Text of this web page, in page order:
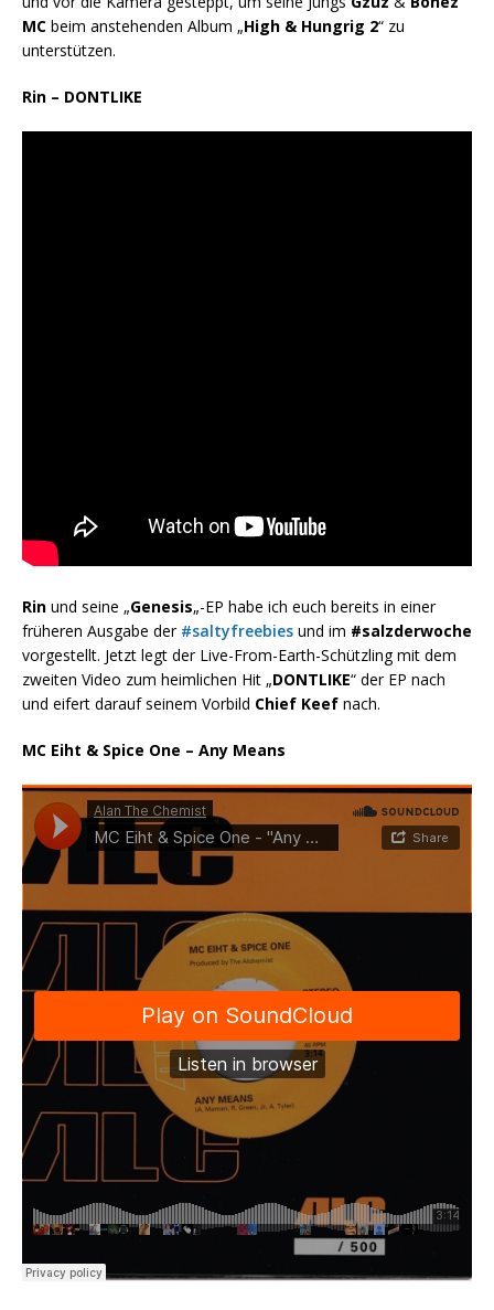
MC beim anstehenden Album „High & Hungrig 2“ zu
unterstützen.
Rin – DONTLIKE
Rin und seine „Genesis„-EP habe ich euch bereits in einer
früheren Ausgabe der #saltyfreebies und im #salzderwoche
vorgestellt. Jetzt legt der Live-From-Earth-Schützling mit dem
zweiten Video zum heimlichen Hit „DONTLIKE“ der EP nach
und eifert darauf seinem Vorbild Chief Keef nach.
MC Eiht & Spice One – Any Means